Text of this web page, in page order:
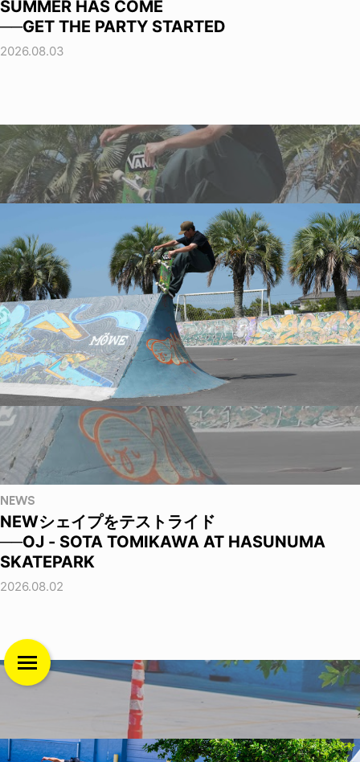
SUMMER HAS COME
──GET THE PARTY STARTED
2026.08.03
NEWS
NEWシェイプをテストライド
──OJ - SOTA TOMIKAWA AT HASUNUMA
SKATEPARK
2026.08.02